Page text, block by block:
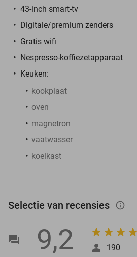
43-inch smart-tv
Digitale/premium zenders
Gratis wifi
Nespresso-koffiezetapparaat
Keuken:
kookplaat
oven
magnetron
vaatwasser
koelkast
Selectie van recensies info_outlined
9,2 190